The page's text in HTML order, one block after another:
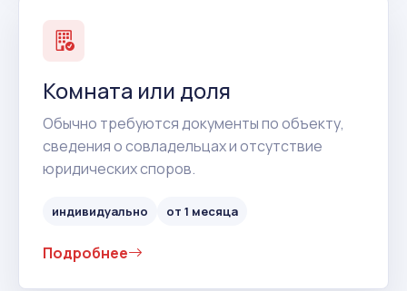
Комната или доля
Обычно требуются документы по объекту,
сведения о совладельцах и отсутствие
юридических споров.
индивидуально от 1 месяца
Подробнее